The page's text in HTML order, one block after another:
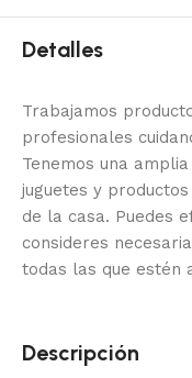
Detalles
Trabajamos
profesionales
Tenemos una
juguetes y
de la casa. Puedes
consideres
todas las que estén
Descripción